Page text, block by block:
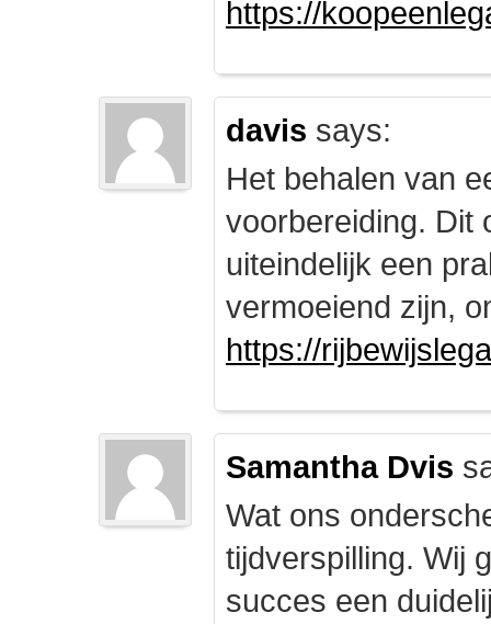
https://
davis says:
Het behalen van
voorbereiding. Dit
uiteindelijk een
vermoeiend zijn,
https://
Samantha Dvis
Wat ons
tijdverspilling. Wij
succes een